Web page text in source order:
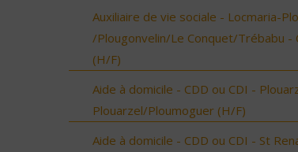
Auxiliaire de vie sociale - Locmaria-
/Plougonvelin/Le Conquet/Trébabu -
(H/F)
Aide à domicile - CDD ou CDI -
Plouarzel/Ploumoguer (H/F)
Aide à domicile - CDD ou CDI - St